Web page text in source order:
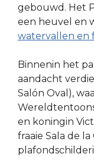
gebouwd. Het
een heuvel en
watervallen en
Binnenin het
aandacht
Salón Oval),
en koningin
fraaie Sala de